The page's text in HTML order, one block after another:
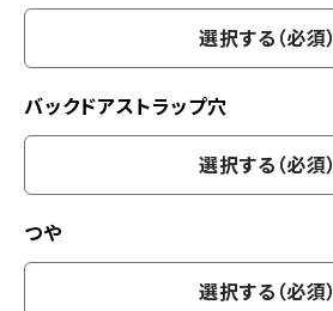
選択する（必須）
バックドアストラップ穴
選択する（必須）
つや
選択する（必須）